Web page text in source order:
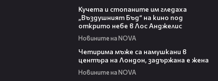
Кучета и стопаните им гледаха
„Въздушният Бъд“ на кино под
открито небе в Лос Анджелис
Новините на NOVA
Четирима мъже са намушкани в
центъра на Лондон, задържана е жена
Новините на NOVA